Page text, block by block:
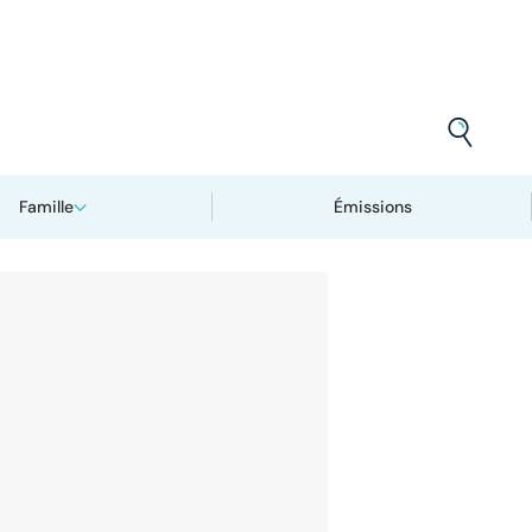
Famille Émissions